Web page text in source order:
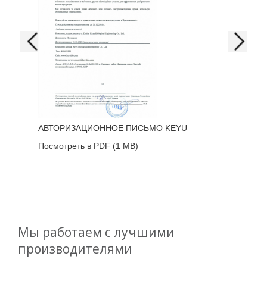
АВТОРИЗАЦИОННОЕ ПИСЬМО KEYU
Посмотреть в PDF (1 MB)
Мы работаем с лучшими
производителями